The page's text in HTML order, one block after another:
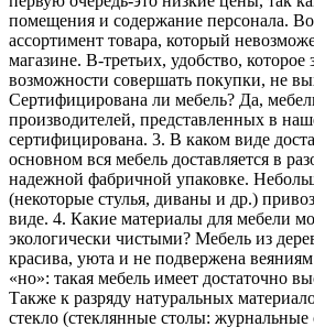
помещения и содержание персонала.
ассортимент товара, который
магазине. В-третьих, удобство, которое
возможности совершать покупки, не
Сертифицирована ли мебель? Да,
производителей, представленных в
сертифицирована. 3. В каком виде
основном вся мебель доставляется в
надежной фабричной упаковке.
(некоторые стулья, диваны и др.)
виде. 4. Какие материалы для мебели
экологически чистыми? Мебель из
красива, уюта и не подвержена
«но»: такая мебель имеет достаточно
Также к разряду натуральных
стекло (стеклянные столы: журнальные